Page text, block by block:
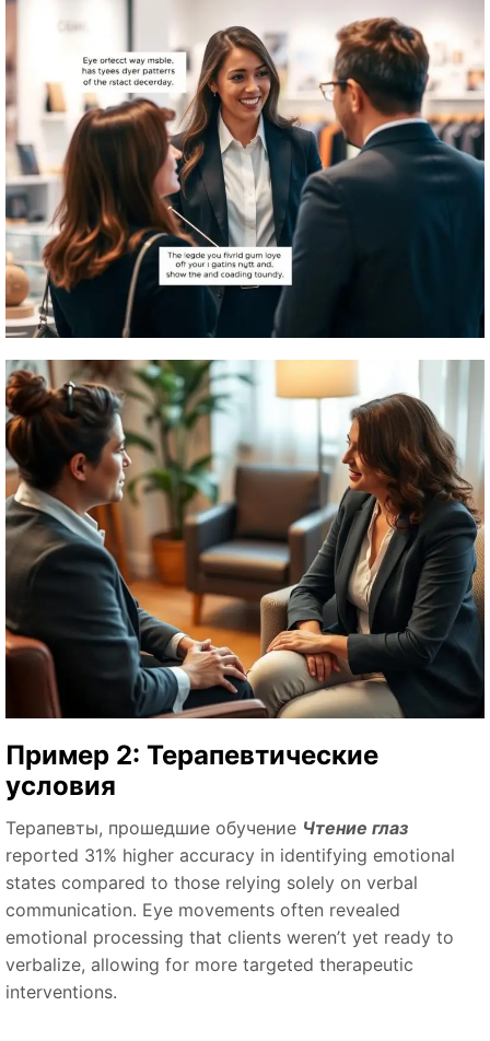
Пример 2: Терапевтические
условия
Терапевты, прошедшие обучение Чтение глаз
reported 31% higher accuracy in identifying emotional
states compared to those relying solely on verbal
communication. Eye movements often revealed
emotional processing that clients weren’t yet ready to
verbalize, allowing for more targeted therapeutic
interventions.